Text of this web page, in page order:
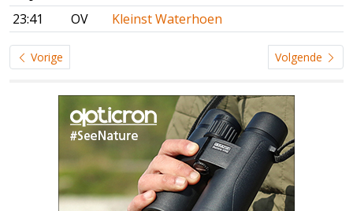
23:41
OV Kleinst Waterhoen
Vorige Volgende